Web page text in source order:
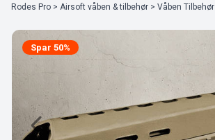
Rodes Pro > Airsoft våben & tilbehør > Våben Tilbehør
Spar 50%